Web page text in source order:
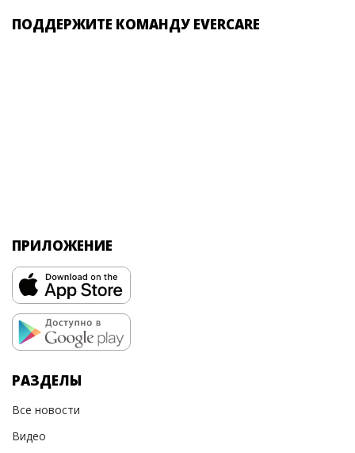
ПОДДЕРЖИТЕ КОМАНДУ EVERCARE
ПРИЛОЖЕНИЕ
РАЗДЕЛЫ
Все новости
Видео